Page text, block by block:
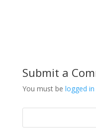
Submit a
You must be logged in